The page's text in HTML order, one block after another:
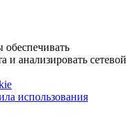
и анализировать сетевой
использования